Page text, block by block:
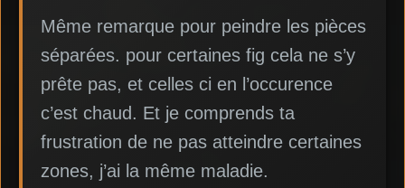
Même remarque pour peindre les pièces
séparées. pour certaines fig cela ne s’y
prête pas, et celles ci en l’occurence
c’est chaud. Et je comprends ta
frustration de ne pas atteindre certaines
zones, j’ai la même maladie.